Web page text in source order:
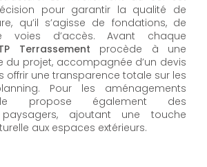
pour garantir la qualité de
qu’il s’agisse de fondations, de
d’accès. Avant chaque
Terrassement procède à une
du projet, accompagnée d’un devis
offrir une transparence totale sur les
Pour les aménagements
propose également des
paysagers, ajoutant une touche
aux espaces extérieurs.